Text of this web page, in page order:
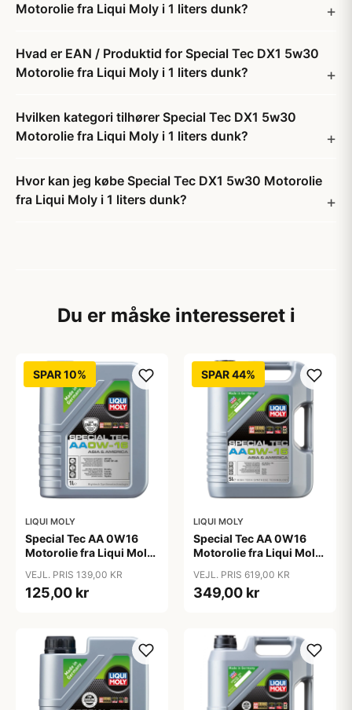
Motorolie fra Liqui Moly i 1 liters dunk?
Hvad er EAN / Produktid for Special Tec DX1 5w30
Motorolie fra Liqui Moly i 1 liters dunk?
Hvilken kategori tilhører Special Tec DX1 5w30
Motorolie fra Liqui Moly i 1 liters dunk?
Hvor kan jeg købe Special Tec DX1 5w30 Motorolie
fra Liqui Moly i 1 liters dunk?
Du er måske interesseret i
SPAR 10%
LIQUI MOLY
Special Tec AA 0W16
Motorolie fra Liqui Moly,
VEJL. PRIS 139,00 KR
125,00 kr
SPAR 44%
LIQUI MOLY
Special Tec AA 0W16
Motorolie fra Liqui Moly,
VEJL. PRIS 619,00 KR
349,00 kr